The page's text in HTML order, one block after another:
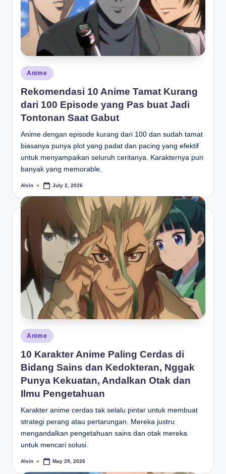
Posted
in
Anime
Rekomendasi 10 Anime Tamat Kurang
dari 100 Episode yang Pas buat Jadi
Tontonan Saat Gabut
Anime dengan episode kurang dari 100 dan sudah tamat
biasanya punya plot yang padat dan pacing yang efektif
untuk menyampaikan seluruh ceritanya. Karakternya pun
banyak yang memorable.
Posted
Alvin July 2, 2026
Posted
in
Anime
10 Karakter Anime Paling Cerdas di
Bidang Sains dan Kedokteran, Nggak
Punya Kekuatan, Andalkan Otak dan
Ilmu Pengetahuan
Karakter anime cerdas tak selalu pintar untuk membuat
strategi perang atau pertarungan. Mereka justru
mengandalkan pengetahuan sains dan otak mereka
untuk mencari solusi.
Posted
Alvin May 29, 2026